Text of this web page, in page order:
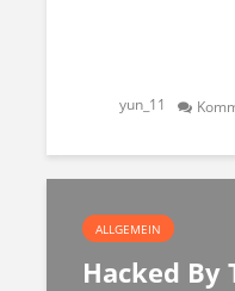
yun_11
ALLGEMEIN
Hacked By